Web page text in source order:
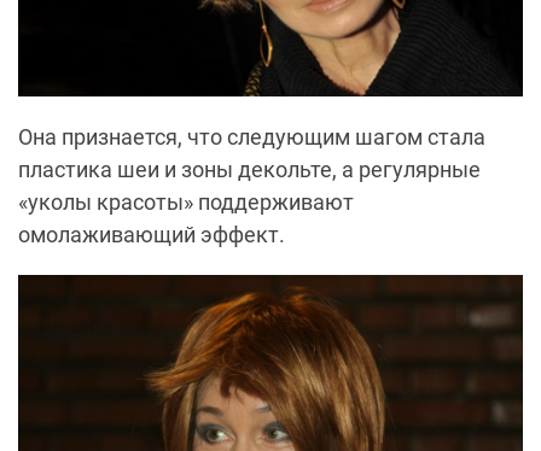
Она признается, что следующим шагом стала
пластика шеи и зоны декольте, а регулярные
«уколы красоты» поддерживают
омолаживающий эффект.